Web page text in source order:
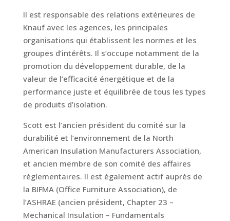
Il est responsable des relations extérieures de
Knauf avec les agences, les principales
organisations qui établissent les normes et les
groupes d’intérêts. Il s’occupe notamment de la
promotion du développement durable, de la
valeur de l’efficacité énergétique et de la
performance juste et équilibrée de tous les types
de produits d’isolation.
Scott est l’ancien président du comité sur la
durabilité et l’environnement de la North
American Insulation Manufacturers Association,
et ancien membre de son comité des affaires
réglementaires. Il est également actif auprès de
la BIFMA (Office Furniture Association), de
l’ASHRAE (ancien président, Chapter 23 –
Mechanical Insulation – Fundamentals